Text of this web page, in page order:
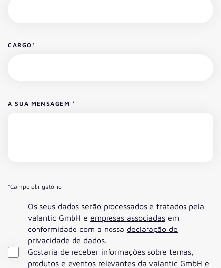
CARGO *
A SUA MENSAGEM *
*Campo obrigatório
Os seus dados serão processados e tratados pela
valantic GmbH e empresas associadas em
conformidade com a nossa declaração de
privacidade de dados
Gostaria de receber informações sobre temas,
produtos e eventos relevantes da valantic GmbH e